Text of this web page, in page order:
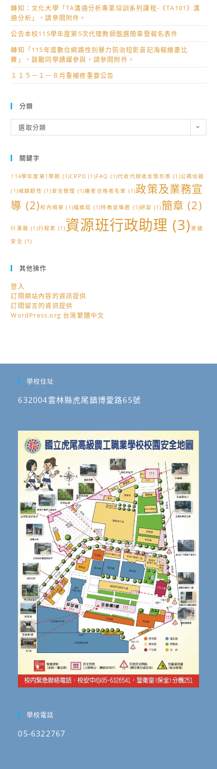
轉知：文化大學「TA溝通分析專業培訓系列課程-《TA101》溝
通分析」，請參閱附件。
公告本校115學年度第5次代理教師甄選簡章暨報名表件
轉知「115年度數位網路性別暴力防治短影音記海報繪畫比
賽」，鼓勵同學踴躍參與，請參閱附件。
１１５－１－８月重補修重要公告
分類
類
選取分類
關鍵字
114學年度第1學期 (1)CRPD (1)FAQ (1)代收代辦收支情形表 (1)公務信箱
(1)城鎮韌性 (1)安全管理 (1)審查合格者名單 (1)政策及業務宣
導 (2)校內規章 (1)檔案局 (1)特教宣導週 (1)研習 (1) 簡章 (2)
行事曆 (1)行程表 (1)資源班行政助理 (3)資通
安全 (1)
其他操作
登入
訂閱網站內容的資訊提供
訂閱留言的資訊提供
WordPress.org 台灣繁體中文
學校住址
632004雲林縣虎尾鎮博愛路65號
學校電話
05-6322767